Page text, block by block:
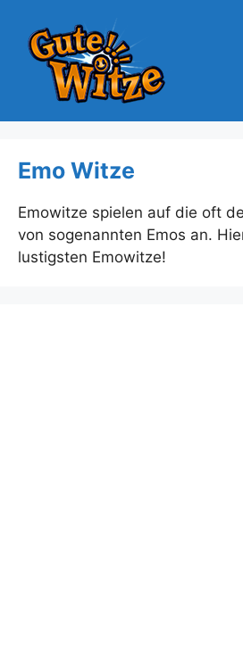
Inhalt
springen
Emo Witze
Emowitze spielen auf die oft
von sogenannten Emos an.
lustigsten Emowitze!